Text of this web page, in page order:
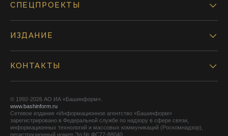
СПЕЦПРОЕКТЫ
ИЗДАНИЕ
КОНТАКТЫ
© 1992-2026 АО ИА «Башинформ».
www.bashinform.ru
Сетевое издание «Информационное агентство «Башинформ»
зарегистрировано в Федеральной службе по надзору в сфере связи,
информационных технологий и массовых коммуникаций (Роскомнадзор),
регистрационный номер Эл № ФС77-88040